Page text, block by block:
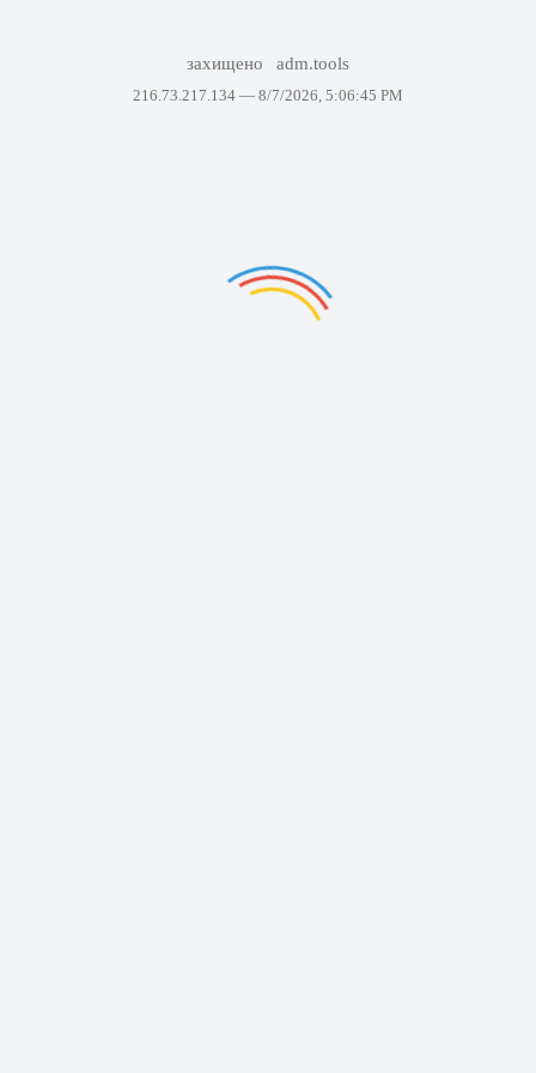
захищено adm.tools
216.73.217.134 — 8/7/2026, 5:06:45 PM